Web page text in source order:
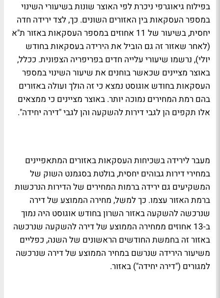
בפילוח גיאוגרפי ניכרת לפי האוצר שונות בשיעורי השינוי
במספר העסקאות בין האזורים השונים. כך, לצד ירידה חדה
יחסית, בשיעור של 11 אחוזים במספר העסקאות באזור ת"א
(לאחר שאזור זה גם הוביל את הירידה בעסקאות בחודש
יולי), נרשמו שיעורי עלייה חדים בפריפריה הצפונית. ככלל,
באוצר מציינים שכאשר בוחנים את שיעור השינוי במספר
העסקאות בחודש אוגוסט נמצא כי זה הולך ועולה באזורים
בהם רמת המחירים נמוכה יותר. באוצר מציינים כי ממצאים
אלו תקפים הן לגבי דירות להשקעה והן לגבי "דירה יחידה".
מעבר לירידה בשכיחות העסקאות באזורים המתאפיינים
במחירי דירות גבוהים יחסית, בולטת בסגמנט השוק של
המשקיעים גם ירידה ברמות המחירים של הדירות הנרכשות
ברמת האזור עצמו. כך למשל, מחירה הממוצע של דירה
שנרכשה להשקעה באזור השרון בחודש אוגוסט היה נמוך
ב-13 אחוזים ממחירה הממוצע של דירה להשקעה שנרכשה
באזור זה בחמשת החודשים הראשונים של השנה, כפליים
משיעור הירידה שנרשם במחיר הממוצע של דירה שנרכשה
למגורים ("דירה יחידה") באזור.